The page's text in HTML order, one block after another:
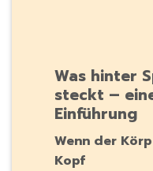
Was hinter
steckt –
Einführung
Wenn der
Kopf